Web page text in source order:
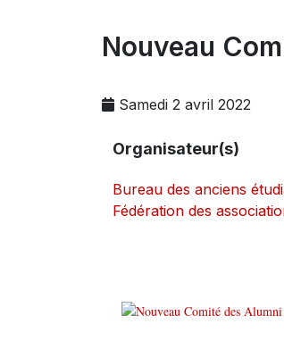
Nouveau
Samedi 2 avril 2022
Organisateur(s)
Bureau des anciens
Fédération des